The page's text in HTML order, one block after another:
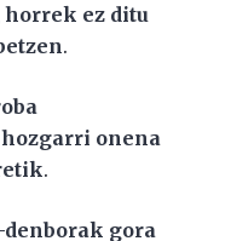
horrek ez ditu
.
onena
.
denborak gora